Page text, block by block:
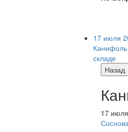
17 июля
Канифоль
складе
Назад
17